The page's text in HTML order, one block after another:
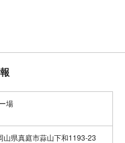
場
山県真庭市蒜山下和1193-23